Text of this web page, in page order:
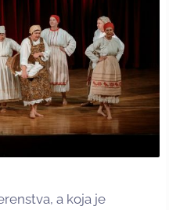
a koja je